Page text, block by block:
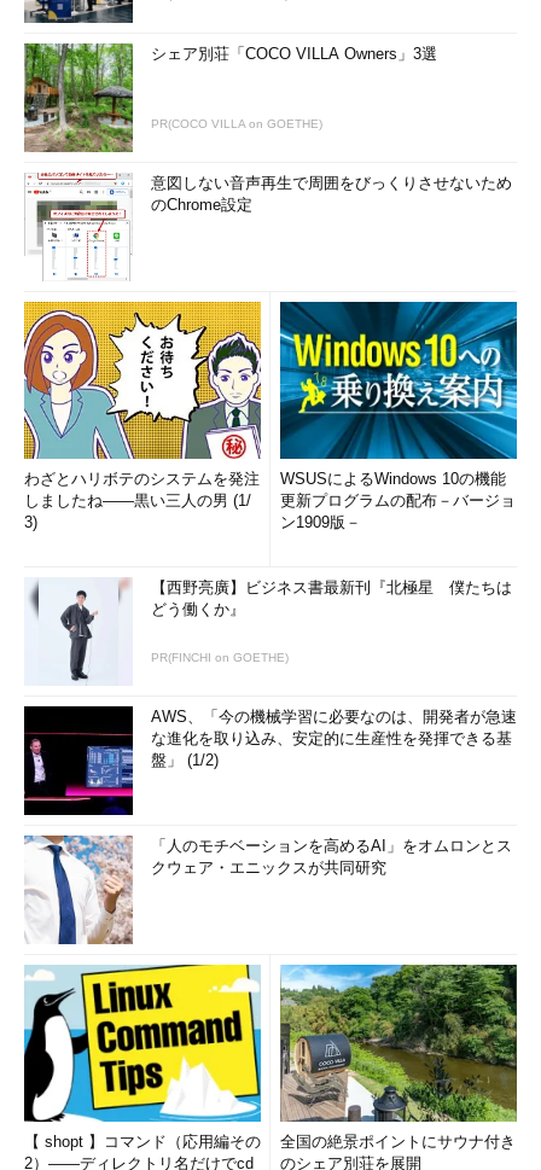
シェア別荘「COCO VILLA Owners」3選
PR(COCO VILLA on GOETHE)
意図しない音声再生で周囲をびっくりさせないため
のChrome設定
わざとハリボテのシステムを発注
しましたね――黒い三人の男 (1/
3)
WSUSによるWindows 10の機能
更新プログラムの配布－バージョ
ン1909版－
【西野亮廣】ビジネス書最新刊『北極星 僕たちは
どう働くか』
PR(FINCHI on GOETHE)
AWS、「今の機械学習に必要なのは、開発者が急速
な進化を取り込み、安定的に生産性を発揮できる基
盤」 (1/2)
「人のモチベーションを高めるAI」をオムロンとス
クウェア・エニックスが共同研究
【 shopt 】コマンド（応用編その
2）――ディレクトリ名だけでcd
全国の絶景ポイントにサウナ付き
のシェア別荘を展開